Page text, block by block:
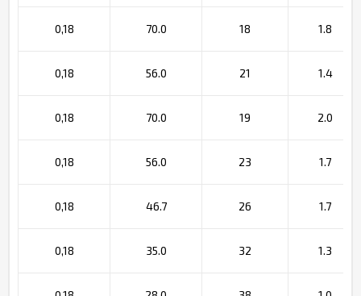
0,18 70.0 18 1.8
0,18 56.0 21 1.4
0,18 70.0 19 2.0
0,18 56.0 23 1.7
0,18 46.7 26 1.7
0,18 35.0 32 1.3